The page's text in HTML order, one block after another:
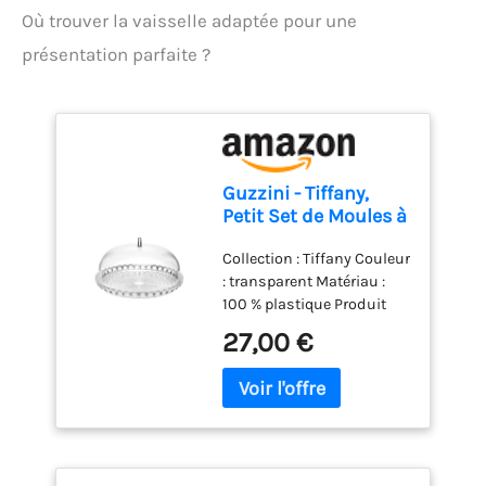
Où trouver la vaisselle adaptée pour une
présentation parfaite ?
Guzzini - Tiffany,
Petit Set de Moules à
Transparent, Ø 30 x
h16 cm - 19950100
Collection : Tiffany Couleur
: transparent Matériau :
100 % plastique Produit
en Italie depuis 1912 Poids
du colis: 1.02 kilograms
27,00 €